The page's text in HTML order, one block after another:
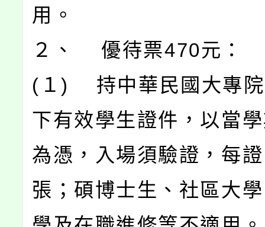
用。
２、 優待票470元：
(１) 持中華民國大專
下有效學生證件，以當
為憑，入場須驗證，每
張；碩博士生、社區大